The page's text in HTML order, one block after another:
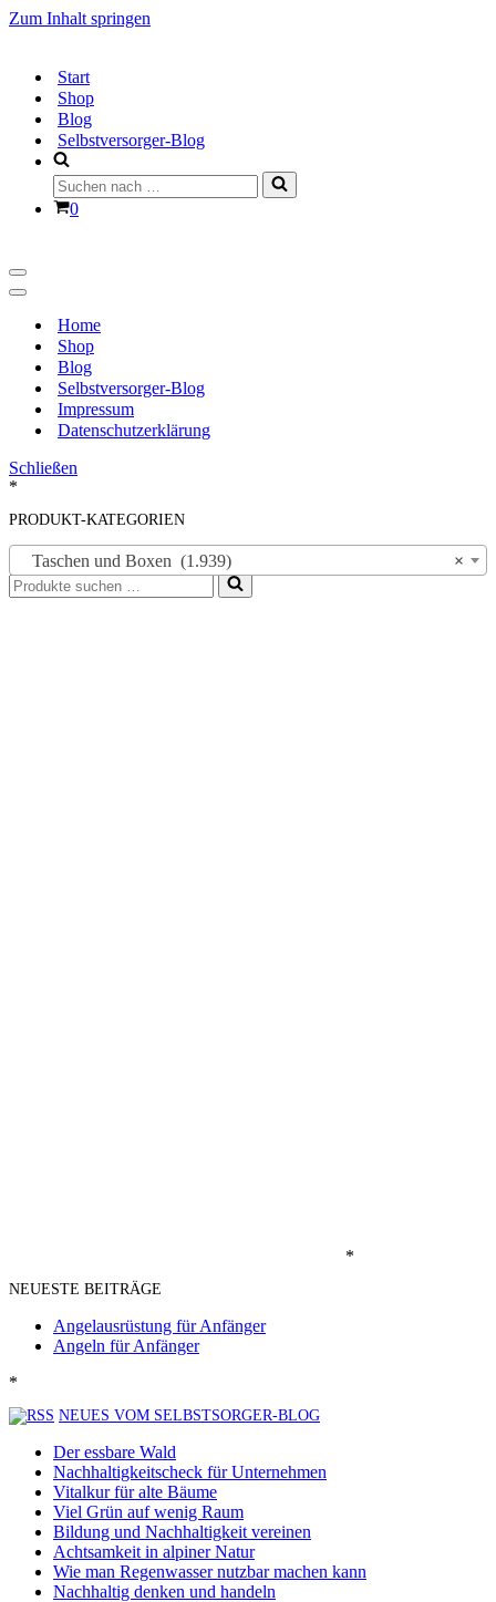
Zum Inhalt springen
Start
Shop
Blog
Selbstversorger-Blog
Suchen
nach …
Warenkorb
0
Navigationsmenü
Navigationsmenü
Home
Shop
Blog
Selbstversorger-Blog
Impressum
Datenschutzerklärung
Schließen
*
PRODUKT-KATEGORIEN
×
Taschen und Boxen (1.939)
Suchen
nach …
*
NEUESTE BEITRÄGE
Angelausrüstung für Anfänger
Angeln für Anfänger
*
NEUES VOM SELBSTSORGER-BLOG
Der essbare Wald
Nachhaltigkeitscheck für Unternehmen
Vitalkur für alte Bäume
Viel Grün auf wenig Raum
Bildung und Nachhaltigkeit vereinen
Achtsamkeit in alpiner Natur
Wie man Regenwasser nutzbar machen kann
Nachhaltig denken und handeln